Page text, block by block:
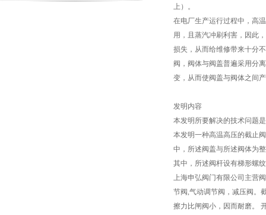
上）。
在电厂生产运行过程中，高
用，且蒸汽冲刷利害，因此
损失，从而给维修带来十分
阀，阀体与阀盖普遍采用分
变，从而使阀盖与阀体之间
发明内容
本发明所要解决的技术问题
本发明一种高温高压的截止
中，所述阀盖与所述阀体为
其中，所述阀杆设有梯形螺
上海申弘阀门有限公司主营
节阀,气动调节阀，减压阀。
擦力比闸阀小，因而耐磨。